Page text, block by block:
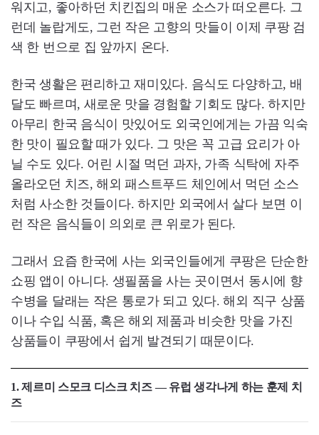
워지고, 좋아하던 치킨집의 매운 소스가 떠오른다. 그
런데 놀랍게도, 그런 작은 고향의 맛들이 이제 쿠팡 검
색 한 번으로 집 앞까지 온다.
한국 생활은 편리하고 재미있다. 음식도 다양하고, 배
달도 빠르며, 새로운 맛을 경험할 기회도 많다. 하지만
아무리 한국 음식이 맛있어도 외국인에게는 가끔 익숙
한 맛이 필요할 때가 있다. 그 맛은 꼭 고급 요리가 아
닐 수도 있다. 어린 시절 먹던 과자, 가족 식탁에 자주
올라오던 치즈, 해외 패스트푸드 체인에서 먹던 소스
처럼 사소한 것들이다. 하지만 외국에서 살다 보면 이
런 작은 음식들이 의외로 큰 위로가 된다.
그래서 요즘 한국에 사는 외국인들에게 쿠팡은 단순한
쇼핑 앱이 아니다. 생필품을 사는 곳이면서 동시에 향
수병을 달래는 작은 통로가 되고 있다. 해외 직구 상품
이나 수입 식품, 혹은 해외 제품과 비슷한 맛을 가진
상품들이 쿠팡에서 쉽게 발견되기 때문이다.
1. 제르미 스모크 디스크 치즈 — 유럽 생각나게 하는 훈제 치
즈